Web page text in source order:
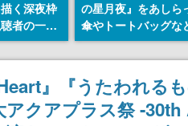
く深夜枠
者の一部
違法薬物
き描写も
議論を交
の星月夜』をあしら
傘やトートバッグな
登場。8月7日21時
日間限定で予約販売
Heart』『うたわれる
アクアプラス祭 -